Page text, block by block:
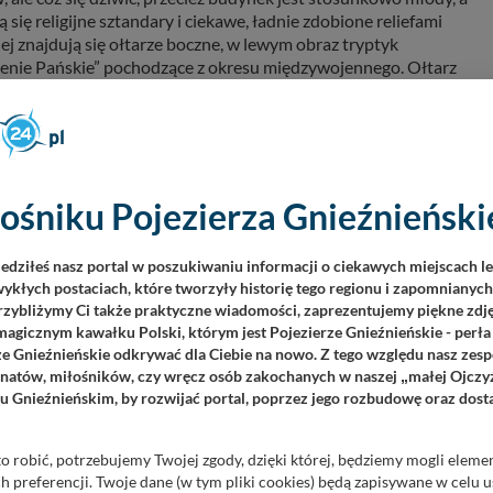
religijne sztandary i ciekawe, ładnie zdobione reliefami
znajdują się ołtarze boczne, w lewym obraz tryptyk
Pańskie” pochodzące z okresu międzywojennego. Ołtarz
z ładnymi wirażami. Jeden z nich przedstawia patrona
zapewne przez tego samego artystę, który stworzył
pozostałości po nim zostały rozebrane.
II wojnie światowej. Na cmentarzu parafialnym pochowany
poległy 13 lutego 1919 r. pod Romanowem.
postanowili spalić publicznie kukłę-karykaturę
się obok opisanego kościoła (inne źródła podają, że
7 października 1939 r. niemieccy mieszkańcy wsi donieśli o
wyrok. Z całej trójki skazańców, jeden jakimś cudem
on... Symboliczny grób pozostałej dwójki, a byli to Stanisław
trzeba dojść drogą na południe od wschodniej części wsi.
Pojezierza
nasz portal w poszukiwaniu informacji o ciekawych miejscach
postaciach, które tworzyły historię tego regionu i
Ci także praktyczne wiadomości, zaprezentujemy piękne
kawałku Polski, którym jest Pojezierze Gnieźnieńskie -
Gnieźnieńskie odkrywać dla Ciebie na nowo. Z tego względu nasz
miłośników, czy wręcz osób zakochanych w naszej „małej
Gnieźnieńskim, by rozwijać portal, poprzez jego rozbudowę oraz
robić, potrzebujemy Twojej zgody, dzięki której, będziemy mogli
preferencji. Twoje dane (w tym pliki cookies) będą zapisywane w celu